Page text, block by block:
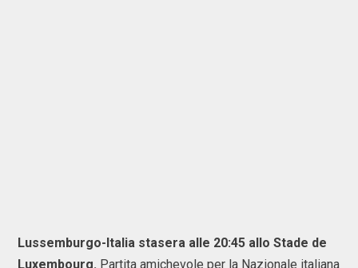
Lussemburgo-Italia stasera alle 20:45 allo Stade de
Luxembourg. Partita amichevole per la Nazionale italiana